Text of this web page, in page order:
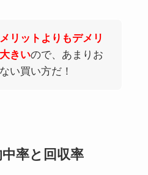
メリットよりもデメリ
きいので、あまりお
い買い方だ！
率と回収率